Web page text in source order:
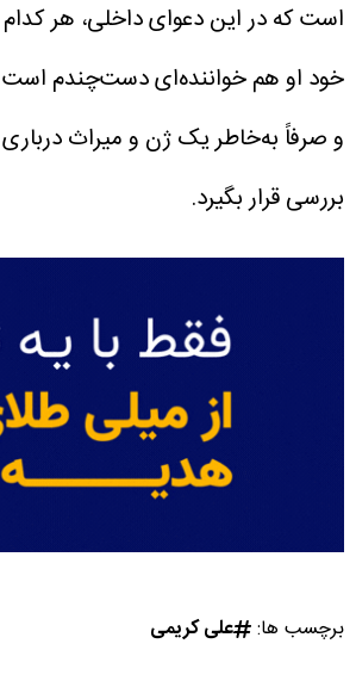
است که در این دعوای داخلی، هر
خود او هم خواننده‌ای دست‌چندم
و صرفاً به‌خاطر یک ژن و میراث
بررسی قرار بگیرد.
برچسب ها: علی کریمی